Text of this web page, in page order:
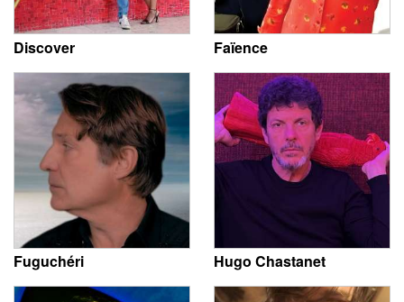
Discover Faïence
Fuguchéri Hugo Chastanet